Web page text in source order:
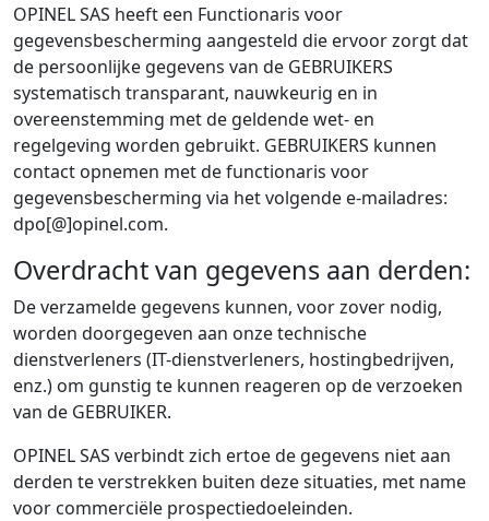
OPINEL SAS heeft een Functionaris voor
gegevensbescherming aangesteld die ervoor zorgt dat
de persoonlijke gegevens van de GEBRUIKERS
systematisch transparant, nauwkeurig en in
overeenstemming met de geldende wet- en
regelgeving worden gebruikt. GEBRUIKERS kunnen
contact opnemen met de functionaris voor
gegevensbescherming via het volgende e-mailadres:
dpo[@]opinel.com.
Overdracht van gegevens aan derden:
De verzamelde gegevens kunnen, voor zover nodig,
worden doorgegeven aan onze technische
dienstverleners (IT-dienstverleners, hostingbedrijven,
enz.) om gunstig te kunnen reageren op de verzoeken
van de GEBRUIKER.
OPINEL SAS verbindt zich ertoe de gegevens niet aan
derden te verstrekken buiten deze situaties, met name
voor commerciële prospectiedoeleinden.